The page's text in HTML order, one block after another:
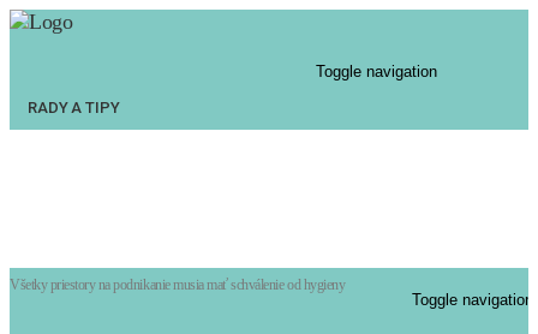
Toggle navigation
RADY A TIPY
PODNIKANIE ONLINE
Toggle navigation
Všetky priestory na podnikanie musia mať schválenie od hygieny